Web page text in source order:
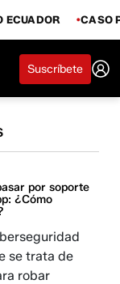
ECUADOR CASO
Suscríbete
por soporte
¿Cómo
se trata de
robar